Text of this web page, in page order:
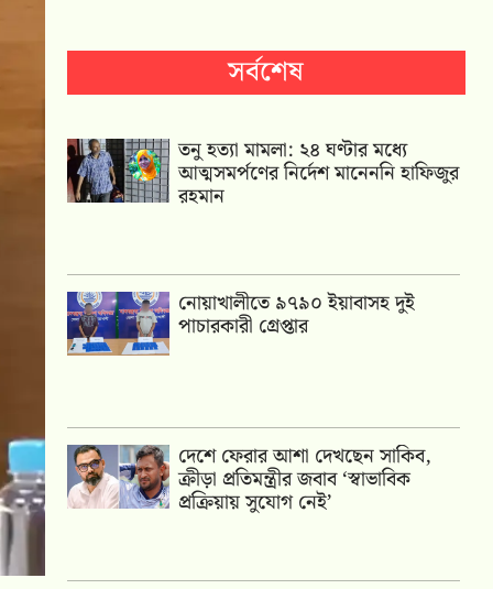
সর্বশেষ
তনু হত্যা মামলা: ২৪ ঘণ্টার মধ্যে
আত্মসমর্পণের নির্দেশ মানেননি হাফিজুর
রহমান
নোয়াখালীতে ৯৭৯০ ইয়াবাসহ দুই
পাচারকারী গ্রেপ্তার
দেশে ফেরার আশা দেখছেন সাকিব,
ক্রীড়া প্রতিমন্ত্রীর জবাব ‘স্বাভাবিক
প্রক্রিয়ায় সুযোগ নেই’